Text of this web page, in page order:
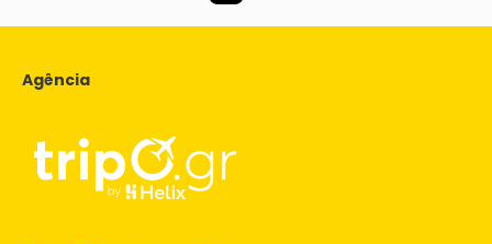
Agência